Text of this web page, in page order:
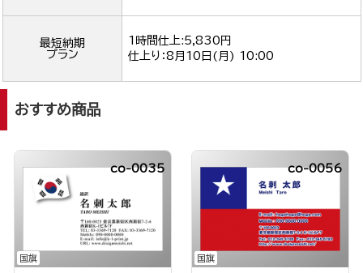
最短納期
プラン
1時間仕上:5,830円
仕上り：8月10日(月) 10:00
おすすめ商品
国旗
co-0035
国旗
co-0056